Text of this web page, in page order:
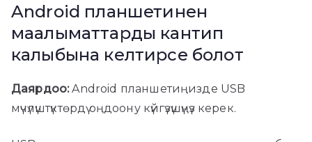
Android планшетинен
маалыматтарды кантип
калыбына келтирсе болот
Даярдоо:Android планшетиңизде USB
мүчүлүштүктөрдү оңдоону күйгүзүшүңүз керек.